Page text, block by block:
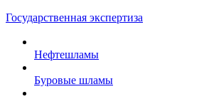
Государственная экспертиза
Нефтешламы
Буровые шламы